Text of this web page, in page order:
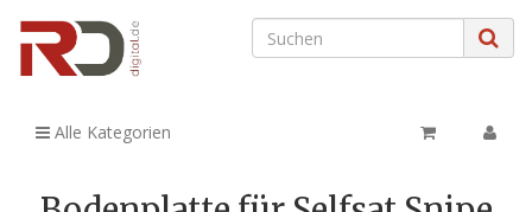
Alle Kategorien